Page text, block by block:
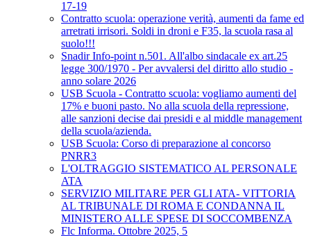
17-19
Contratto scuola: operazione verità, aumenti da fame ed
arretrati irrisori. Soldi in droni e F35, la scuola rasa al
suolo!!!
Snadir Info-point n.501. All'albo sindacale ex art.25
legge 300/1970 - Per avvalersi del diritto allo studio -
anno solare 2026
USB Scuola - Contratto scuola: vogliamo aumenti del
17% e buoni pasto. No alla scuola della repressione,
alle sanzioni decise dai presidi e al middle management
della scuola/azienda.
USB Scuola: Corso di preparazione al concorso
PNRR3
L'OLTRAGGIO SISTEMATICO AL PERSONALE
ATA
SERVIZIO MILITARE PER GLI ATA- VITTORIA
AL TRIBUNALE DI ROMA E CONDANNA IL
MINISTERO ALLE SPESE DI SOCCOMBENZA
Flc Informa. Ottobre 2025, 5